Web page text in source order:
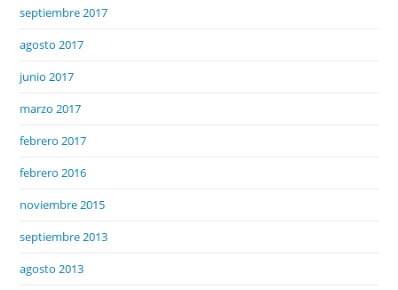
septiembre 2017
agosto 2017
junio 2017
marzo 2017
febrero 2017
febrero 2016
noviembre 2015
septiembre 2013
agosto 2013